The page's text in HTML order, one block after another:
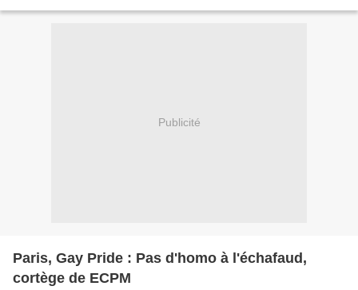
Publicité
Paris, Gay Pride : Pas d'homo à l'échafaud,
cortège de ECPM